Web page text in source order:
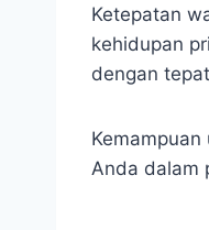
Ketepatan
kehidupan
dengan
Anda dalam